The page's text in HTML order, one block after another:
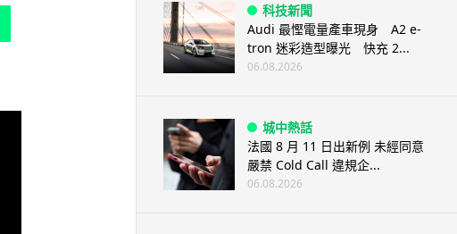
科技新聞
Audi 最慳電量產車現身 A2 e-
tron 迷彩造型曝光 快充 2...
06.08.2026
城中熱話
法國 8 月 11 日出新例 未經同意
嚴禁 Cold Call 違規企...
06.08.2026